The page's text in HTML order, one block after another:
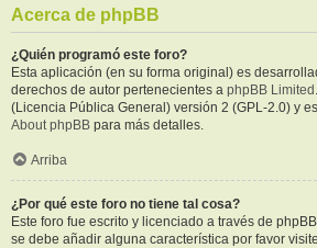
Acerca de phpBB
¿Quién programó este foro?
Esta aplicación (en su forma original) es
derechos de autor pertenecientes a phpBB Limited
(Licencia Pública General) versión 2 (GPL-2.0) y
About phpBB para más detalles.
Arriba
¿Por qué este foro no tiene tal cosa?
Este foro fue escrito y licenciado a través de
se debe añadir alguna característica por favor visite